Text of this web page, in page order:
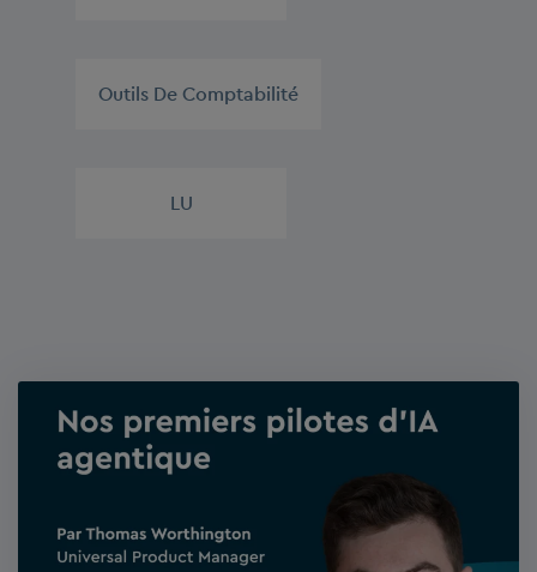
Outils De Comptabilité
LU